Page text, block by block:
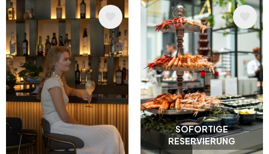
Bild
SOFORTIGE
RESERVIERUNG
Bild